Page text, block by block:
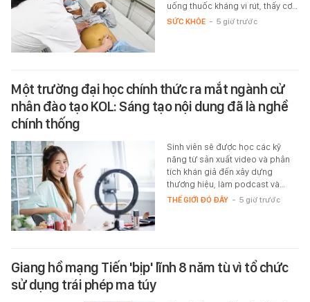
uống thuốc kháng vi rút, thấy cơ…
SỨC KHỎE - 5 giờ trước
Một trường đại học chính thức ra mắt ngành cử
nhân đào tạo KOL: Sáng tạo nội dung đã là nghề
chính thống
Sinh viên sẽ được học các kỹ
năng từ sản xuất video và phân
tích khán giả đến xây dựng
thương hiệu, làm podcast và…
THẾ GIỚI ĐÓ ĐÂY - 5 giờ trước
Giang hồ mạng Tiến 'bịp' lĩnh 8 năm tù vì tổ chức
sử dụng trái phép ma túy